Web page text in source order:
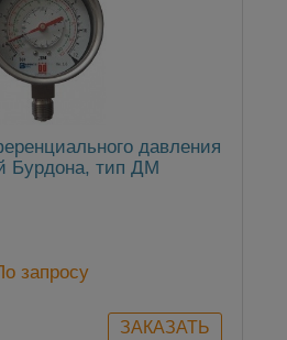
давления
Бурдона, тип ДМ
запросу